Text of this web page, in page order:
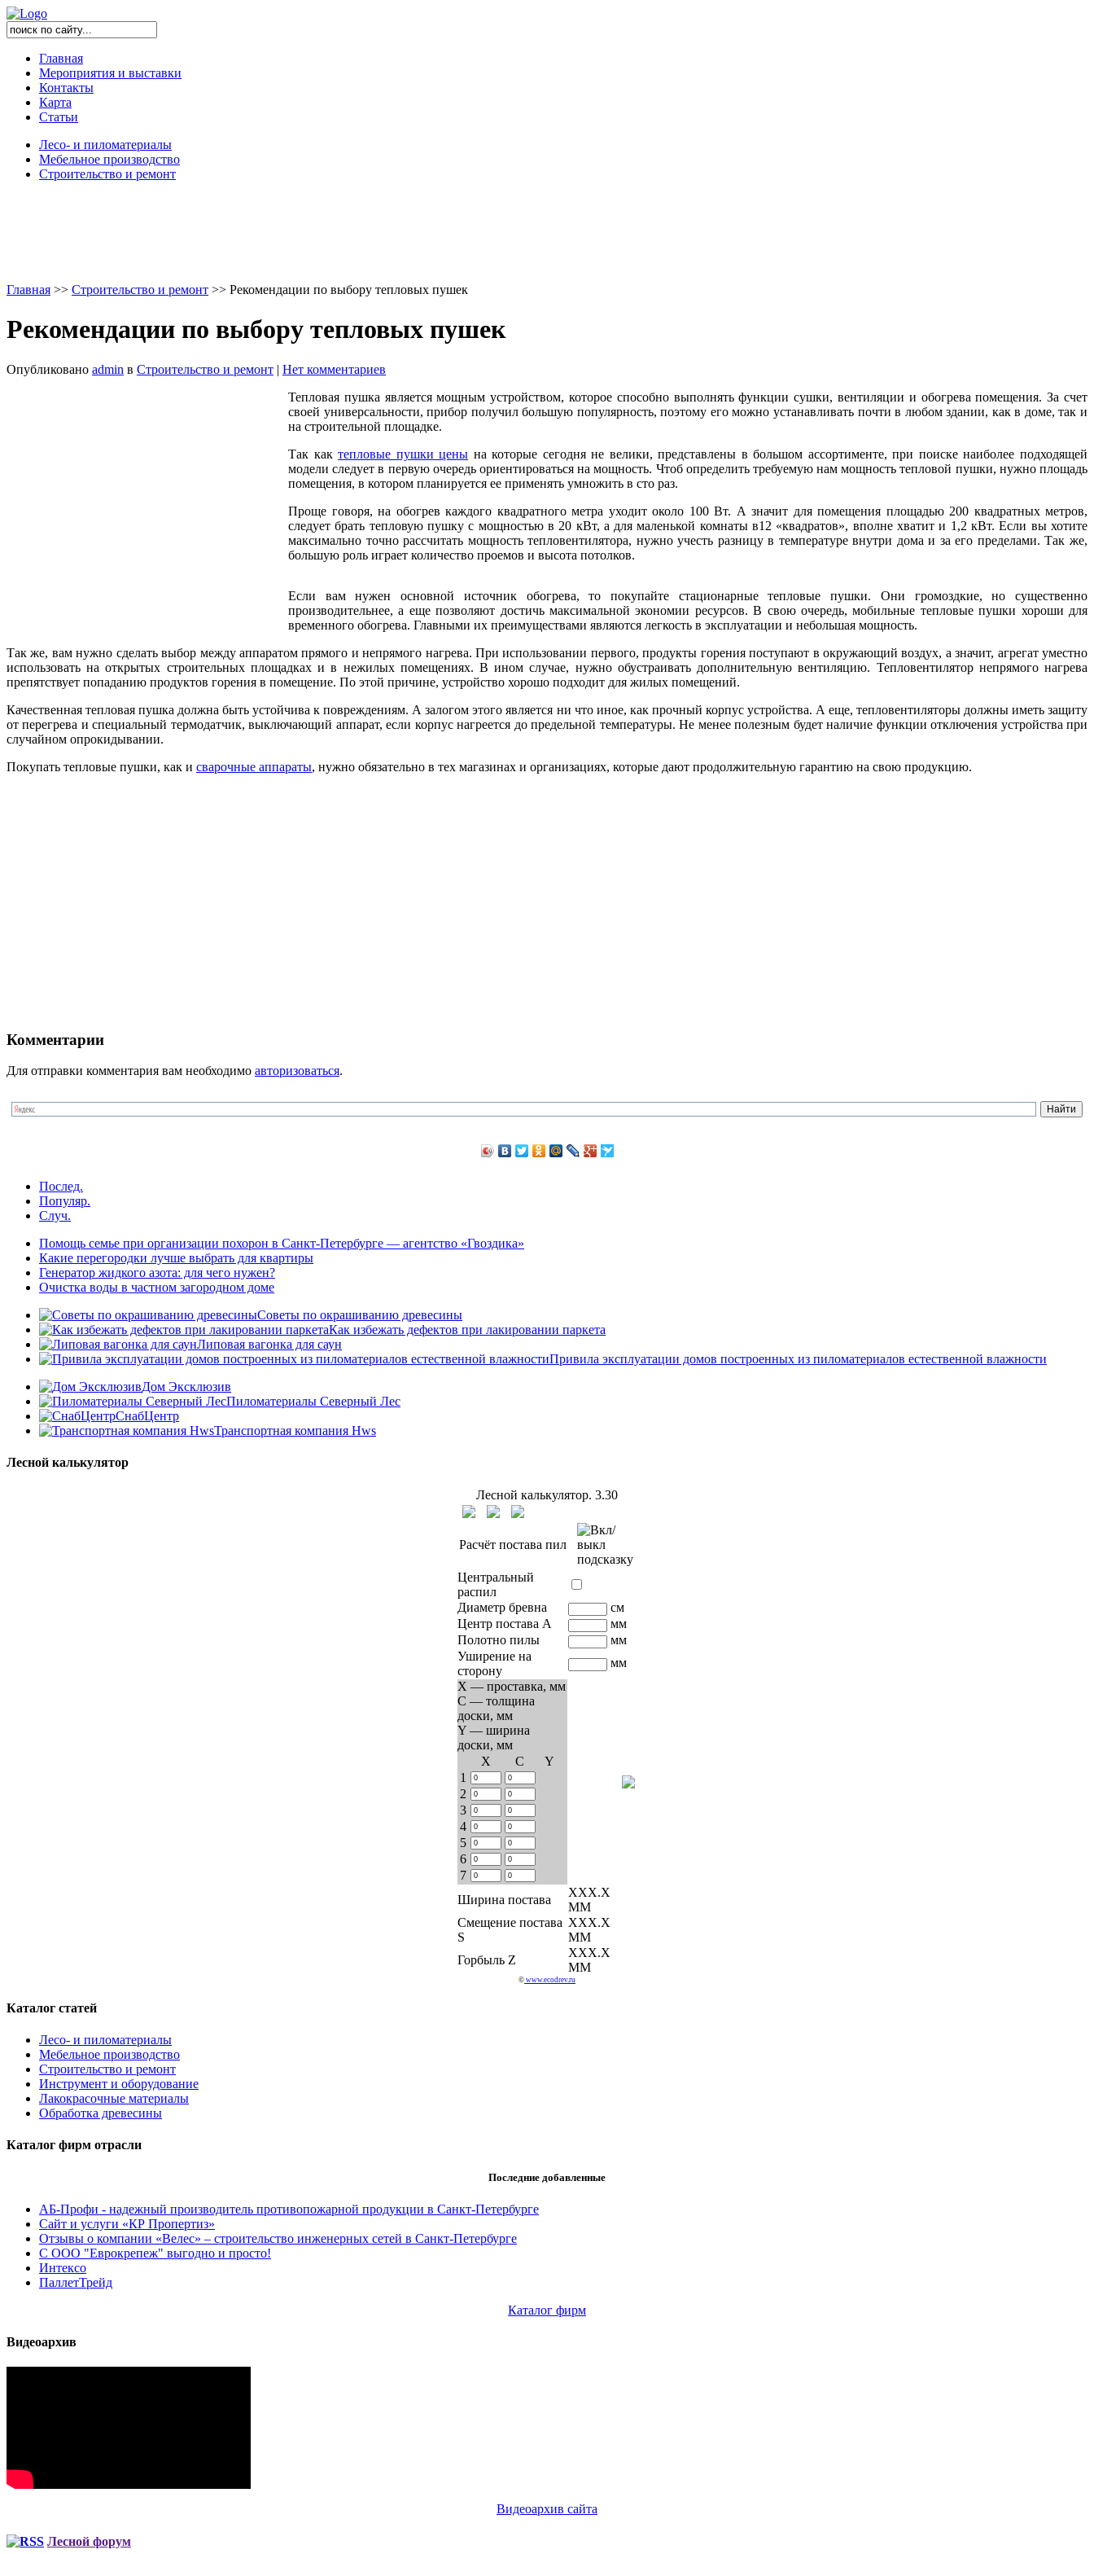
Главная
Мероприятия и выставки
Контакты
Карта
Статьи
Лесо- и пиломатериалы
Мебельное производство
Строительство и ремонт
Главная >> Строительство и ремонт >> Рекомендации по выбору тепловых пушек
Рекомендации по выбору тепловых пушек
Опубликовано admin в Строительство и ремонт | Нет комментариев
Тепловая пушка является мощным устройством, которое способно выполнять функции сушки, вентиляции и обогрева помещения. За счет
своей универсальности, прибор получил большую популярность, поэтому его можно устанавливать почти в любом здании, как в доме, так и
на строительной площадке.
Так кактепловые пушки цены на которые сегодня не велики, представлены в большом ассортименте, при поиске наиболее подходящей
модели следует в первую очередь ориентироваться на мощность. Чтоб определить требуемую нам мощность тепловой пушки, нужно площадь
помещения, в котором планируется ее применять умножить в сто раз.
Проще говоря, на обогрев каждого квадратного метра уходит около 100 Вт. А значит для помещения площадью 200 квадратных метров,
следует брать тепловую пушку с мощностью в 20 кВт, а для маленькой комнаты в12 «квадратов», вполне хватит и 1,2 кВт. Если вы хотите
максимально точно рассчитать мощность тепловентилятора, нужно учесть разницу в температуре внутри дома и за его пределами. Так же,
большую роль играет количество проемов и высота потолков.
Если вам нужен основной источник обогрева, то покупайте стационарные тепловые пушки. Они громоздкие, но существенно
производительнее, а еще позволяют достичь максимальной экономии ресурсов. В свою очередь, мобильные тепловые пушки хороши для
временного обогрева. Главными их преимуществами являются легкость в эксплуатации и небольшая мощность.
Так же, вам нужно сделать выбор между аппаратом прямого и непрямого нагрева. При использовании первого, продукты горения поступают в окружающий воздух, а значит, агрегат уместно
использовать на открытых строительных площадках и в нежилых помещениях. В ином случае, нужно обустраивать дополнительную вентиляцию. Тепловентилятор непрямого нагрева
препятствует попаданию продуктов горения в помещение. По этой причине, устройство хорошо подходит для жилых помещений.
Качественная тепловая пушка должна быть устойчива к повреждениям. А залогом этого является ни что иное, как прочный корпус устройства. А еще, тепловентиляторы должны иметь защиту
от перегрева и специальный термодатчик, выключающий аппарат, если корпус нагреется до предельной температуры. Не менее полезным будет наличие функции отключения устройства при
случайном опрокидывании.
Покупать тепловые пушки, как и сварочные аппараты, нужно обязательно в тех магазинах и организациях, которые дают продолжительную гарантию на свою продукцию.
Комментарии
Для отправки комментария вам необходимо авторизоваться.
Послед.
Популяр.
Случ.
Помощь семье при организации похорон в Санкт-Петербурге — агентство «Гвоздика»
Какие перегородки лучше выбрать для квартиры
Генератор жидкого азота: для чего нужен?
Очистка воды в частном загородном доме
Советы по окрашиванию древесины
Как избежать дефектов при лакировании паркета
Липовая вагонка для саун
Привила эксплуатации домов построенных из пиломатериалов естественной влажности
Дом Эксклюзив
Пиломатериалы Северный Лес
СнабЦентр
Транспортная компания Hws
Лесной калькулятор
Лесной калькулятор. 3.30
Расчёт постава пил
Центральный
распил
Диаметр бревна
см
Центр постава A
мм
Полотно пилы
мм
Уширение на
сторону
мм
X — проставка, мм
C — толщина
доски, мм
Y — ширина
доски, мм
Х
C
Y
1
2
3
4
5
6
7
Ширина постава
ХХХ.Х
ММ
Смещение постава
S
ХХХ.Х
ММ
Горбыль Z
ХХХ.Х
ММ
© www.ecodrev.ru
Каталог статей
Лесо- и пиломатериалы
Мебельное производство
Строительство и ремонт
Инструмент и оборудование
Лакокрасочные материалы
Обработка древесины
Каталог фирм отрасли
Последние добавленные
АБ-Профи - надежный производитель противопожарной продукции в Санкт-Петербурге
Сайт и услуги «КР Пропертиз»
Отзывы о компании «Велес» – строительство инженерных сетей в Санкт-Петербурге
С ООО "Еврокрепеж" выгодно и просто!
Интексо
ПаллетТрейд
Каталог фирм
Видеоархив
Видеоархив сайта
Лесной форум